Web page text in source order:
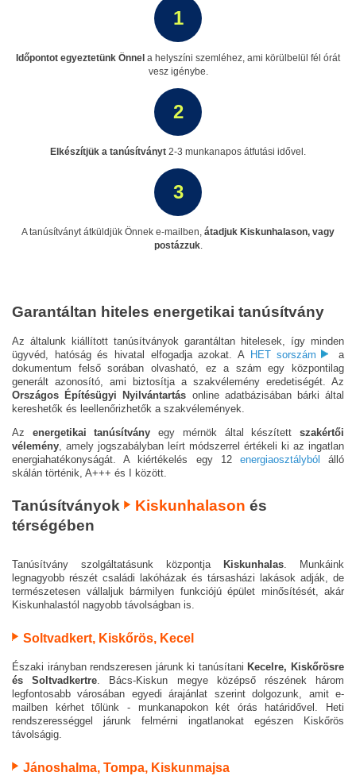
1
Időpontot egyeztetünk Önnel a helyszíni szemléhez, ami körülbelül fél órát
vesz igénybe.
2
Elkészítjük a tanúsítványt 2-3 munkanapos átfutási idővel.
3
A tanúsítványt átküldjük Önnek e-mailben, átadjuk Kiskunhalason, vagy
postázzuk.
Garantáltan hiteles energetikai tanúsítvány
Az általunk kiállított tanúsítványok garantáltan hitelesek, így minden
ügyvéd, hatóság és hivatal elfogadja azokat. A
HET sorszám
a
dokumentum felső sorában olvasható, ez a szám egy központilag
generált azonosító, ami biztosítja a szakvélemény eredetiségét. Az
Országos Építésügyi Nyilvántartás online adatbázisában bárki által
kereshetők és leellenőrizhetők a szakvélemények.
Az energetikai tanúsítvány egy mérnök által készítettszakértői
vélemény , amely jogszabályban leírt módszerrel értékeli ki az ingatlan
energiahatékonyságát. A kiértékelés egy 12 energiaosztályból álló
skálán történik, A+++ és I között.
Tanúsítványok Kiskunhalason és
térségében
Tanúsítvány szolgáltatásunk központja Kiskunhalas. Munkáink
legnagyobb részét családi lakóházak és társasházi lakások adják, de
természetesen vállaljuk bármilyen funkciójú épület minősítését, akár
Kiskunhalastól nagyobb távolságban is.
Soltvadkert, Kiskőrös, Kecel
Északi irányban rendszeresen járunk ki tanúsítani Kecelre, Kiskőrösre
és Soltvadkertre. Bács-Kiskun megye középső részének három
legfontosabb városában egyedi árajánlat szerint dolgozunk, amit e-
mailben kérhet tőlünk - munkanapokon két órás határidővel. Heti
rendszerességgel járunk felmérni ingatlanokat egészen Kiskőrös
távolságig.
Jánoshalma, Tompa, Kiskunmajsa